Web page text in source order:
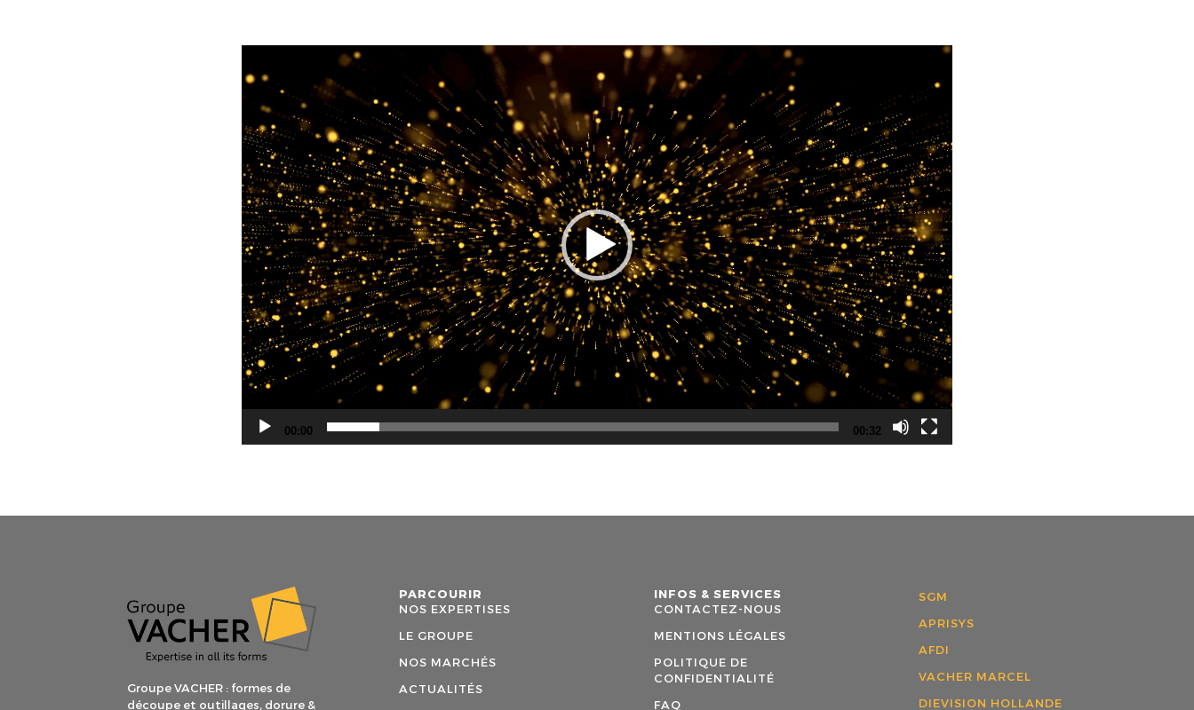
00:00 00:32
Groupe VACHER : formes de
découpe et outillages, dorure &
PARCOURIR
NOS EXPERTISES
LE GROUPE
NOS MARCHÉS
ACTUALITÉS
INFOS & SERVICES
CONTACTEZ-NOUS
MENTIONS LÉGALES
POLITIQUE DE
CONFIDENTIALITÉ
FAQ
SGM
APRISYS
AFDI
VACHER MARCEL
DIEVISION HOLLANDE